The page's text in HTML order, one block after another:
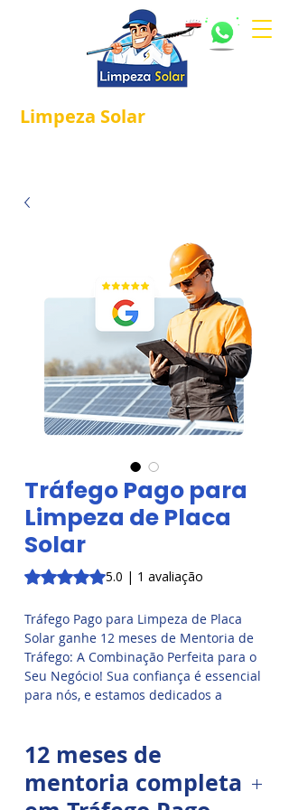
Limpeza Solar®
Tráfego Pago para
Limpeza de Placa
Solar
A classificação é 5.0 de 5 estrelas com
5.0 | 1 avaliação
Tráfego Pago para Limpeza de Placa
Solar ganhe 12 meses de Mentoria de
Tráfego: A Combinação Perfeita para o
Seu Negócio! Sua confiança é essencial
para nós, e estamos dedicados a
eficiente, mas também sustentável.
Explore nossos produtos e sinta-se à
12 meses de
mentoria completa